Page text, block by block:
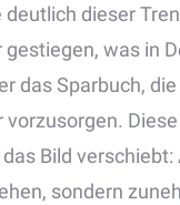
dieser
was in
das Sparbuch,
Bild
sondern